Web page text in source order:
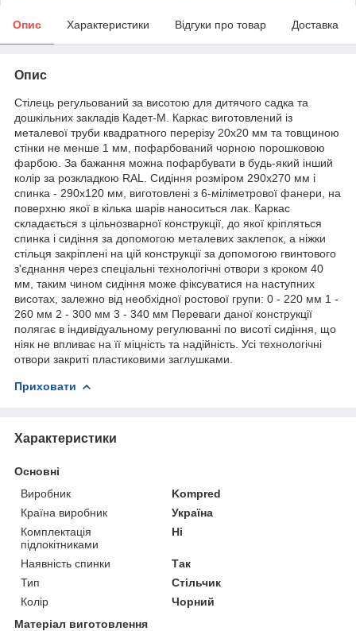
Опис Характеристики Відгуки про товар Доставка
Опис
Стілець регульований за висотою для дитячого садка та
дошкільних закладів Кадет-М. Каркас виготовлений із
металевої труби квадратного перерізу 20х20 мм та товщиною
стінки не менше 1 мм, пофарбований чорною порошковою
фарбою. За бажання можна пофарбувати в будь-який інший
колір за розкладкою RAL. Сидіння розміром 290х270 мм і
спинка - 290х120 мм, виготовлені з 6-міліметрової фанери, на
поверхню якої в кілька шарів наноситься лак. Каркас
складається з цільнозварної конструкції, до якої кріпляться
спинка і сидіння за допомогою металевих заклепок, а ніжки
стільця закріплені на цій конструкції за допомогою гвинтового
з'єднання через спеціальні технологічні отвори з кроком 40
мм, таким чином сидіння може фіксуватися на наступних
висотах, залежно від необхідної ростової групи: 0 - 220 мм 1 -
260 мм 2 - 300 мм 3 - 340 мм Переваги даної конструкції
полягає в індивідуальному регулюванні по висоті сидіння, що
ніяк не впливає на її міцність та надійність. Усі технологічні
отвори закриті пластиковими заглушками.
Приховати
Характеристики
Основні
Виробник
Kompred
Країна виробник
Україна
Комплектація
підлокітниками
Ні
Наявність спинки
Так
Тип
Стільчик
Колір
Чорний
Матеріал виготовлення